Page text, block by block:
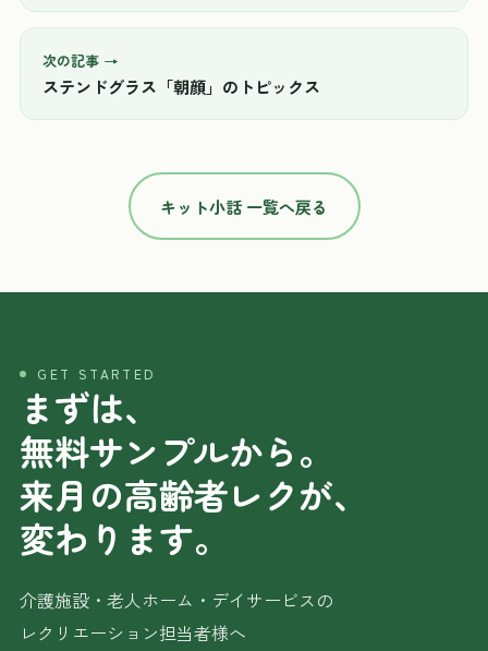
次の記事 →
ステンドグラス「朝顔」のトピックス
キット小話 一覧へ戻る
GET STARTED
まずは、
無料サンプルから。
来月の高齢者レクが、
変わります。
介護施設・老人ホーム・デイサービスの
レクリエーション担当者様へ